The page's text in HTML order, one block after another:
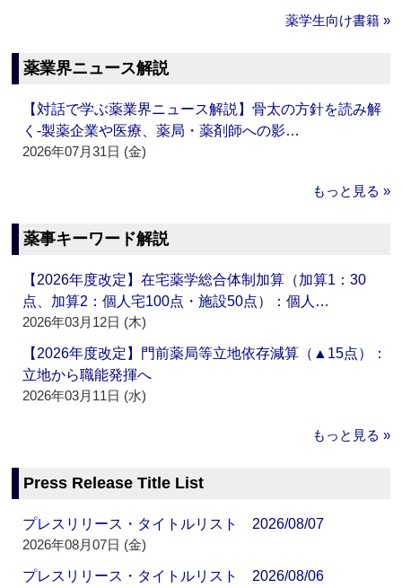
薬学生向け書籍 »
薬業界ニュース解説
【対話で学ぶ薬業界ニュース解説】骨太の方針を読み解
く‐製薬企業や医療、薬局・薬剤師への影…
2026年07月31日 (金)
もっと見る »
薬事キーワード解説
【2026年度改定】在宅薬学総合体制加算（加算1：30
点、加算2：個人宅100点・施設50点）：個人…
2026年03月12日 (木)
【2026年度改定】門前薬局等立地依存減算（▲15点）：
立地から職能発揮へ
2026年03月11日 (水)
もっと見る »
Press Release Title List
プレスリリース・タイトルリスト 2026/08/07
2026年08月07日 (金)
プレスリリース・タイトルリスト 2026/08/06